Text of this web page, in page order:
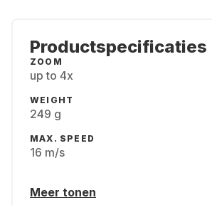
Productspecificaties
ZOOM
up to 4x
WEIGHT
249 g
MAX. SPEED
16 m/s
Meer tonen